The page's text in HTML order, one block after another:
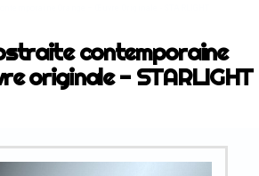
contemporaine
originale - STARLIGHT